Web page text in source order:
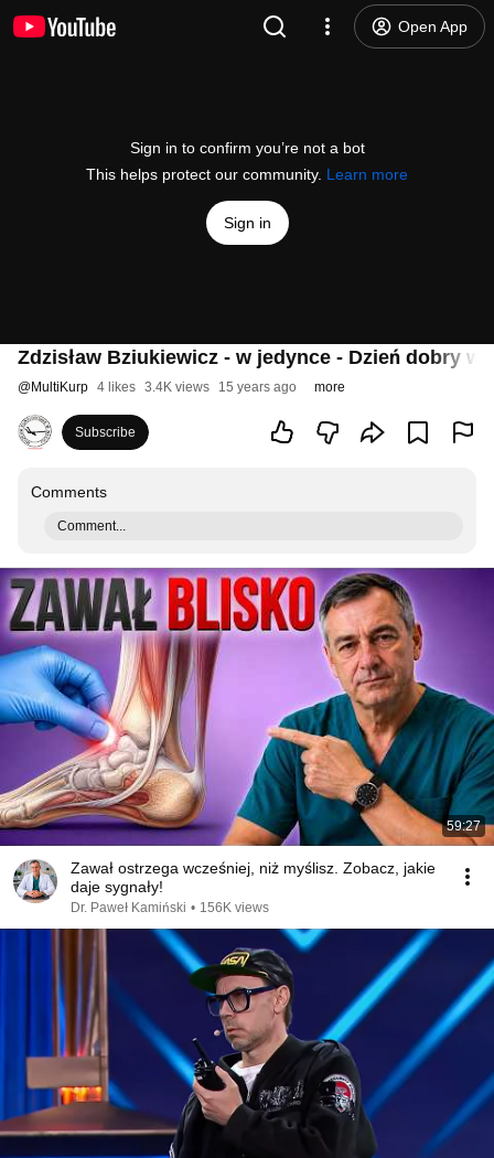
Open App
Sign in to confirm you’re not a bot
This helps protect our community. Learn more
Sign in
Zdzisław Bziukiewicz - w jedynce - Dzień dobry w
@MultiKurp 4 likes 3.4K views 15 years ago more
Subscribe
Comments
Comment...
59:27
Zawał ostrzega wcześniej, niż myślisz. Zobacz, jakie
daje sygnały!
Dr. Paweł Kamiński • 156K views